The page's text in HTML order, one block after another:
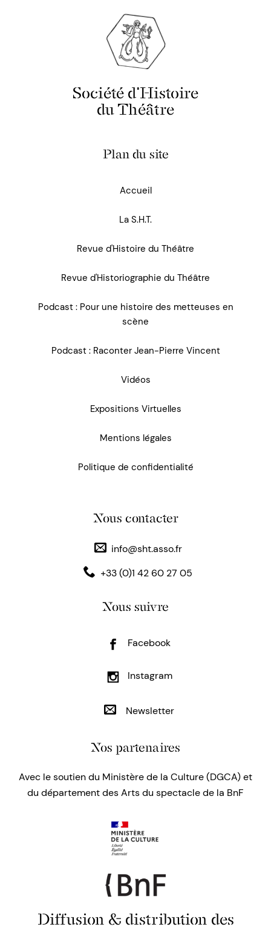
Société d'Histoire
du Théâtre
Plan du site
Accueil
La S.H.T.
Revue d'Histoire du Théâtre
Revue d'Historiographie du Théâtre
Podcast : Pour une histoire des metteuses en
scène
Podcast : Raconter Jean-Pierre Vincent
Vidéos
Expositions Virtuelles
Mentions légales
Politique de confidentialité
Nous contacter
info@sht.asso.fr
+33 (0)1 42 60 27 05
Nous suivre
Facebook
Instagram
Newsletter
Nos partenaires
Avec le soutien du Ministère de la Culture (DGCA) et
du département des Arts du spectacle de la BnF
Diffusion & distribution des